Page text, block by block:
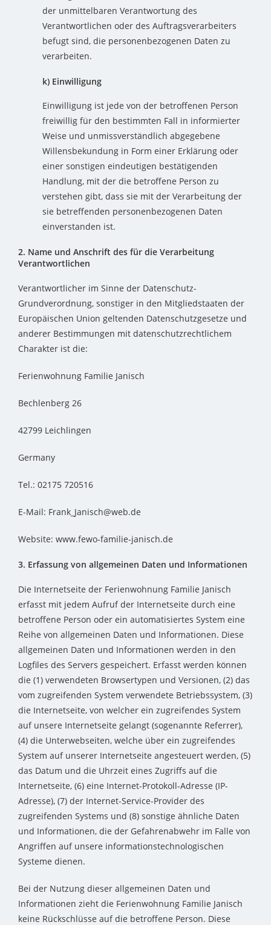
der unmittelbaren Verantwortung des
Verantwortlichen oder des Auftragsverarbeiters
befugt sind, die personenbezogenen Daten zu
verarbeiten.
k) Einwilligung
Einwilligung ist jede von der betroffenen Person
freiwillig für den bestimmten Fall in informierter
Weise und unmissverständlich abgegebene
Willensbekundung in Form einer Erklärung oder
einer sonstigen eindeutigen bestätigenden
Handlung, mit der die betroffene Person zu
verstehen gibt, dass sie mit der Verarbeitung der
sie betreffenden personenbezogenen Daten
einverstanden ist.
2. Name und Anschrift des für die Verarbeitung
Verantwortlichen
Verantwortlicher im Sinne der Datenschutz-
Grundverordnung, sonstiger in den Mitgliedstaaten der
Europäischen Union geltenden Datenschutzgesetze und
anderer Bestimmungen mit datenschutzrechtlichem
Charakter ist die:
Ferienwohnung Familie Janisch
Bechlenberg 26
42799 Leichlingen
Germany
Tel.: 02175 720516
E-Mail: Frank_Janisch@web.de
Website: www.fewo-familie-janisch.de
3. Erfassung von allgemeinen Daten und Informationen
Die Internetseite der Ferienwohnung Familie Janisch
erfasst mit jedem Aufruf der Internetseite durch eine
betroffene Person oder ein automatisiertes System eine
Reihe von allgemeinen Daten und Informationen. Diese
allgemeinen Daten und Informationen werden in den
Logfiles des Servers gespeichert. Erfasst werden können
die (1) verwendeten Browsertypen und Versionen, (2) das
vom zugreifenden System verwendete Betriebssystem, (3)
die Internetseite, von welcher ein zugreifendes System
auf unsere Internetseite gelangt (sogenannte Referrer),
(4) die Unterwebseiten, welche über ein zugreifendes
System auf unserer Internetseite angesteuert werden, (5)
das Datum und die Uhrzeit eines Zugriffs auf die
Internetseite, (6) eine Internet-Protokoll-Adresse (IP-
Adresse), (7) der Internet-Service-Provider des
zugreifenden Systems und (8) sonstige ähnliche Daten
und Informationen, die der Gefahrenabwehr im Falle von
Angriffen auf unsere informationstechnologischen
Systeme dienen.
Bei der Nutzung dieser allgemeinen Daten und
Informationen zieht die Ferienwohnung Familie Janisch
keine Rückschlüsse auf die betroffene Person. Diese